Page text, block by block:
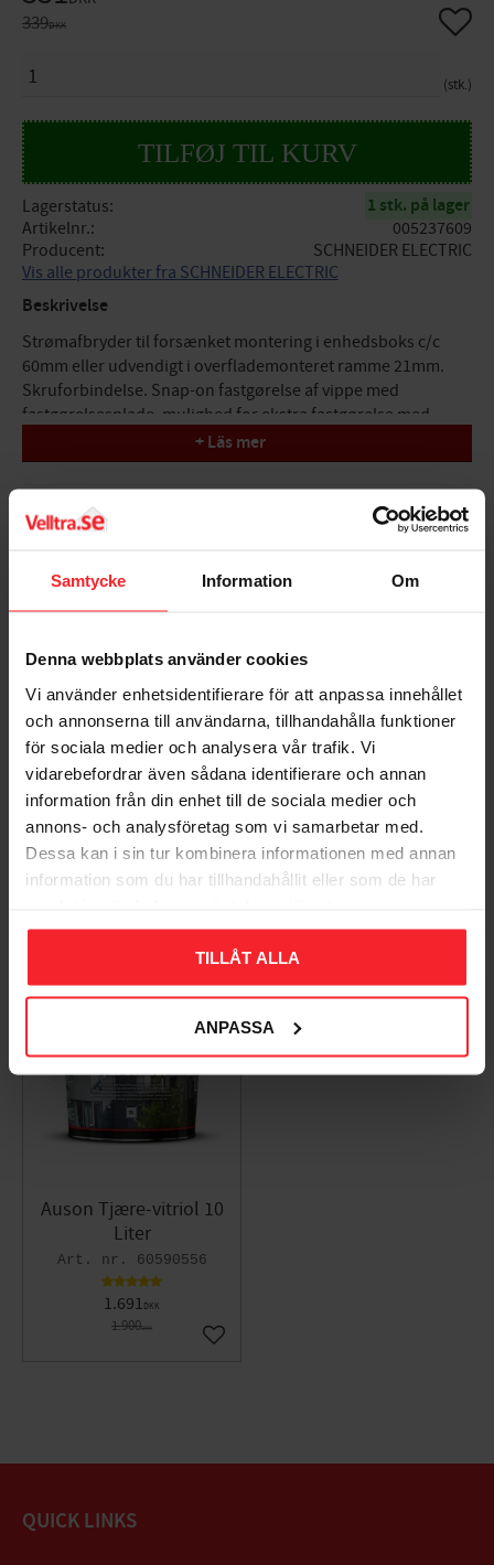
Samtycke Information Om
Denna webbplats använder cookies
Vi använder enhetsidentifierare för att anpassa innehållet
och annonserna till användarna, tillhandahålla funktioner
för sociala medier och analysera vår trafik. Vi
vidarebefordrar även sådana identifierare och annan
information från din enhet till de sociala medier och
annons- och analysföretag som vi samarbetar med.
Dessa kan i sin tur kombinera informationen med annan
information som du har tillhandahållit eller som de har
TILLÅT ALLA
ANPASSA
Original pris:
339DKK
stk.
Gem
Lagerstatus 1 stk. på lager
Artikelnr.
005237609
Producent
SCHNEIDER ELECTRIC
Vis alle produkter fra SCHNEIDER ELECTRIC
Beskrivelse
Strømafbryder til forsænket montering i enhedsboks c/c
60mm eller udvendigt i overflademonteret ramme 21mm.
Skruforbindelse. Snap-on fastgørelse af vippe med
fastgørelsesplade, mulighed for ekstra fastgørelse med
skrue. Kontakten har to neutrale overføringsklemmer ud
over dobbelttrinet (tilslutning 6+6). Leveres uden klor.
Komplet med dækramme.
Teknisk Information
Nominel spænding: 250V
Design: Glas
Farve: Andet
Monteringsmetode: Forsænket montering
Betjeningsmetode: Vippe/knap Velegnet til
+ Läs mer
Bedømmelser
Bliv den første, der giver en bedømmelse.
Auson Tjære-vitriol 10
Liter
60590556
1.691DKK
1.900DKK
Gem som favorit
QUICK LINKS